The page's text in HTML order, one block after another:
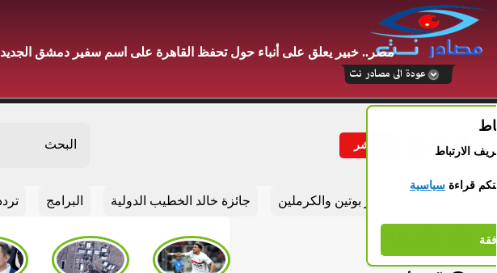
مصر.. خبير يعلق على أنباء حول تحفظ القاهرة على اسم سفير دمشق الجديد